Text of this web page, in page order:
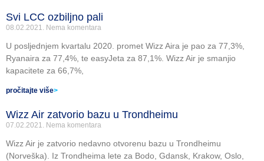
Svi LCC ozbiljno pali
08.02.2021. Nema komentara
U posljednjem kvartalu 2020. promet Wizz Aira je pao za 77,3%,
Ryanaira za 77,4%, te easyJeta za 87,1%. Wizz Air je smanjio
kapacitete za 66,7%,
pročitajte više>
Wizz Air zatvorio bazu u Trondheimu
07.02.2021. Nema komentara
Wizz Air je zatvorio nedavno otvorenu bazu u Trondheimu
(Norveška). Iz Trondheima lete za Bodo, Gdansk, Krakow, Oslo,